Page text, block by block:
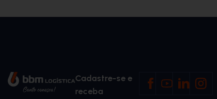
Cadastre-se e
receba